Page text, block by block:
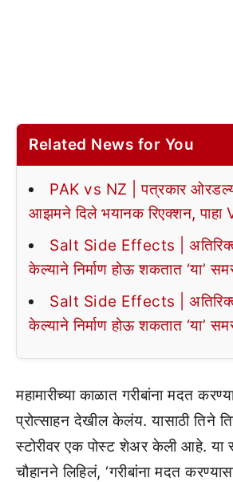
Related News for You
PAK vs NZ | पत्रकार
आझमने दिले भयानक रिएक्शन, पाहा
Salt Side Effects |
केल्याने निर्माण होऊ शकतात ‘या’
Salt Side Effects |
केल्याने निर्माण होऊ शकतात ‘या’
महामारीच्या काळात गरीबांना मदत
प्रोत्साहन देखील केलंय. यासाठी तिने
स्टोरीवर एक पोस्ट शेअर केली आहे. या
चौहानने लिहिलं, ‘गरीबांना मदत